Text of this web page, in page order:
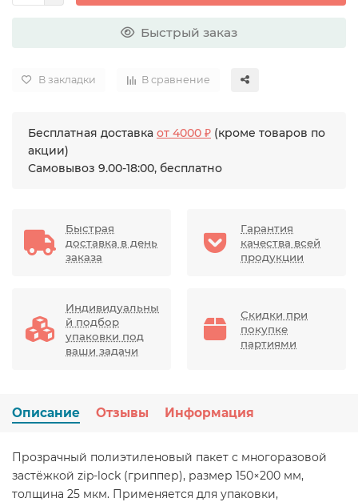
Быстрый заказ
В закладки В сравнение
Бесплатная доставка от 4000 ₽ (кроме товаров по
акции)
Самовывоз 9.00-18:00, бесплатно
Быстрая
доставка в день
заказа
Гарантия
качества всей
продукции
Индивидуальны
й подбор
упаковки под
ваши задачи
Скидки при
покупке
партиями
Описание Отзывы Информация
Прозрачный полиэтиленовый пакет с многоразовой
застёжкой zip-lock (гриппер), размер 150×200 мм,
толщина 25 мкм. Применяется для упаковки,